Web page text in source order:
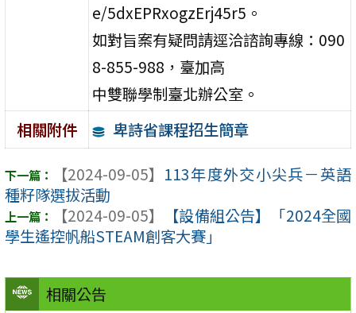
相關公告
e/5dxEPRxogzErj45r5。
如對旨案有疑問請逕洽諮詢專線：090
8-855-988，臺加高
中雙聯學制臺北辦公室。
相關附件
卑詩省課程招生簡章
【2024-09-05】 113年度外交小尖兵－英語
種籽隊選拔活動
【2024-09-05】
【設備組公告】「2024全國
學生遙控帆船STEAM創客大賽」